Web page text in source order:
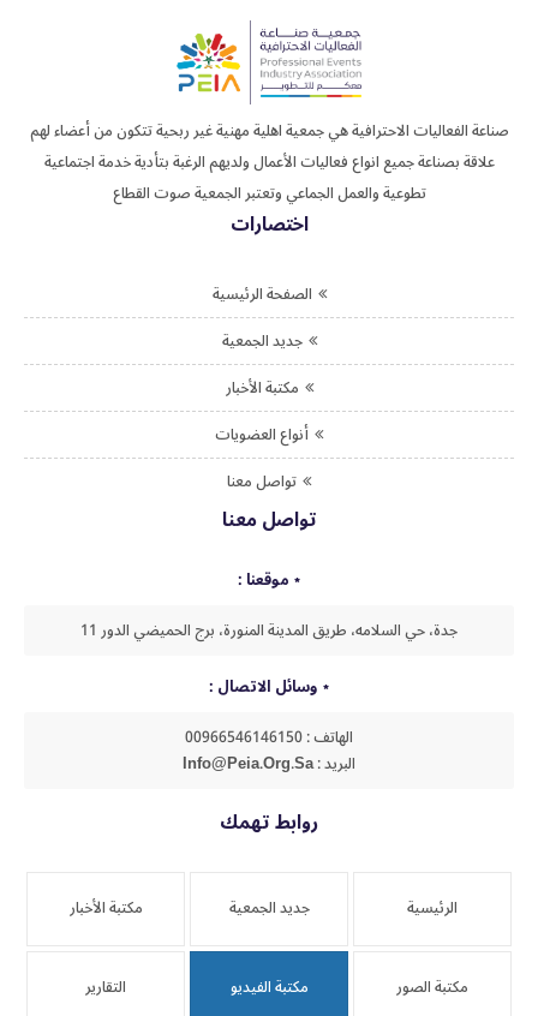
صناعة الفعاليات الاحترافية هي جمعية اهلية مهنية غير ربحية تتكون من أعضاء لهم
علاقة بصناعة جميع انواع فعاليات الأعمال ولديهم الرغبة بتأدية خدمة اجتماعية
تطوعية والعمل الجماعي وتعتبر الجمعية صوت القطاع
اختصارات
الصفحة الرئيسية
جديد الجمعية
مكتبة الأخبار
أنواع العضويات
تواصل معنا
تواصل معنا
موقعنا :
جدة، حي السلامه، طريق المدينة المنورة، برج الحميضي الدور 11
وسائل الاتصال :
الهاتف : 00966546146150
البريد : Info@peia.org.sa
روابط تهمك
الرئيسية جديد الجمعية مكتبة الأخبار
مكتبة الصور مكتبة الفيديو التقارير